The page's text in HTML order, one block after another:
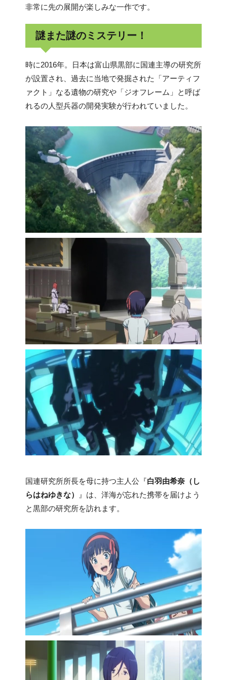
非常に先の展開が楽しみな一作です。
謎また謎のミステリー！
時に2016年。日本は富山県黒部に国連主導の研究所
が設置され、過去に当地で発掘された「アーティフ
ァクト」なる遺物の研究や「ジオフレーム」と呼ば
れるの人型兵器の開発実験が行われていました。
国連研究所所長を母に持つ主人公『白羽由希奈（し
らはねゆきな）
』は、洋海が忘れた携帯を届けよう
と黒部の研究所を訪れます。